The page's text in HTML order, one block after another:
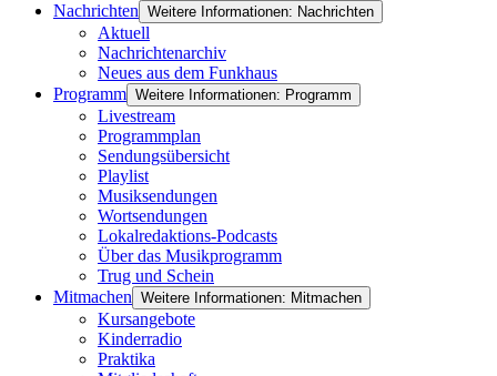
Nachrichten Weitere Informationen: Nachrichten
Aktuell
Nachrichtenarchiv
Neues aus dem Funkhaus
Programm Weitere Informationen: Programm
Livestream
Programmplan
Sendungsübersicht
Playlist
Musiksendungen
Wortsendungen
Lokalredaktions-Podcasts
Über das Musikprogramm
Trug und Schein
Mitmachen Weitere Informationen: Mitmachen
Kursangebote
Kinderradio
Praktika